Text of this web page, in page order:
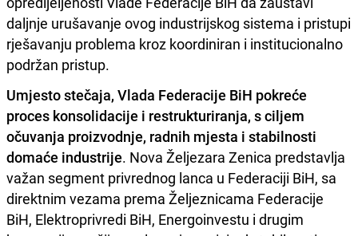
daljnje urušavanje ovog industrijskog sistema i pristupi
rješavanju problema kroz koordiniran i institucionalno
podržan pristup.
Umjesto stečaja, Vlada Federacije BiH pokreće
proces konsolidacije i restrukturiranja, s ciljem
očuvanja proizvodnje, radnih mjesta i stabilnosti
domaće industrije. Nova Željezara Zenica predstavlja
važan segment privrednog lanca u Federaciji BiH, sa
direktnim vezama prema Željeznicama Federacije
BiH, Elektroprivredi BiH, Energoinvestu i drugim